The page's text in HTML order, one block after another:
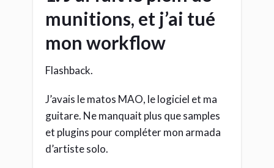
munitions, et j’ai tué
mon workflow
Flashback.
J’avais le matos MAO, le logiciel et ma
guitare. Ne manquait plus que samples
et plugins pour compléter mon armada
d’artiste solo.